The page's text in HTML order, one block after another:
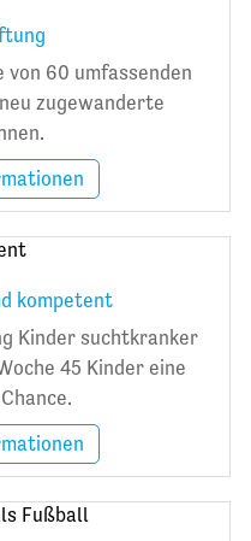
60 umfassenden
zugewanderte
kompetent
Kinder suchtkranker
45 Kinder eine